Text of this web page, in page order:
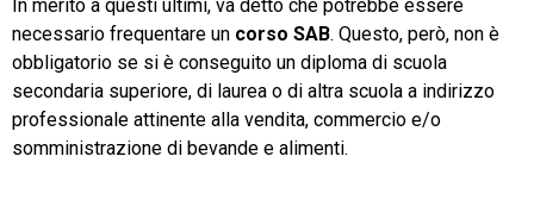
In merito a questi ultimi, va detto che potrebbe essere
necessario frequentare un corso SAB. Questo, però, non è
obbligatorio se si è conseguito un diploma di scuola
secondaria superiore, di laurea o di altra scuola a indirizzo
professionale attinente alla vendita, commercio e/o
somministrazione di bevande e alimenti.